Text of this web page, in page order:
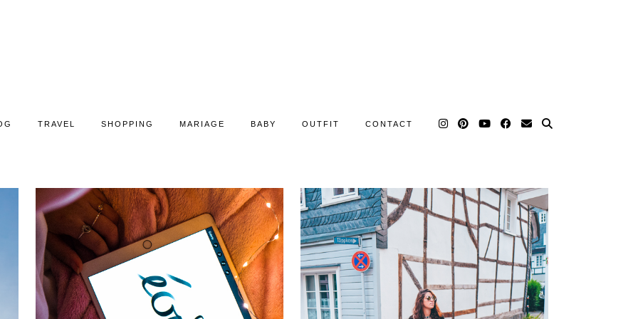
TRAVEL SHOPPING MARIAGE BABY OUTFIT CONTACT